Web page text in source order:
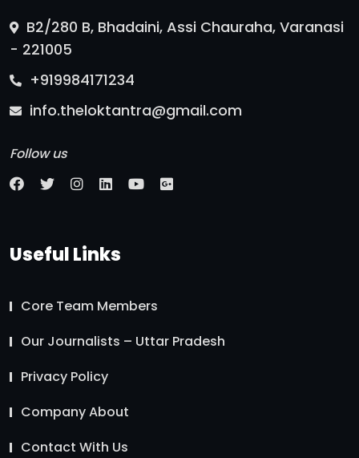
B2/280 B, Bhadaini, Assi Chauraha, Varanasi
- 221005
+919984171234
info.theloktantra@gmail.com
Follow us
Useful Links
Core Team Members
Our Journalists – Uttar Pradesh
Privacy Policy
Company About
Contact With Us